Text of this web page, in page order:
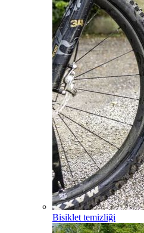
Bisiklet temizliği